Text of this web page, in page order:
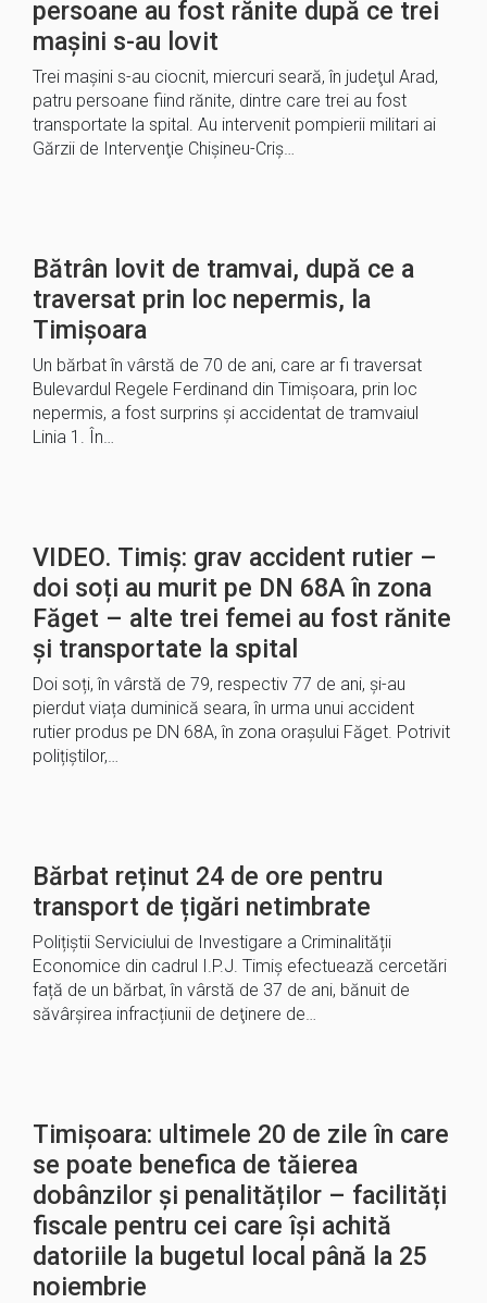
persoane au fost rănite după ce trei
mașini s-au lovit
Trei maşini s-au ciocnit, miercuri seară, în judeţul Arad,
patru persoane fiind rănite, dintre care trei au fost
transportate la spital. Au intervenit pompierii militari ai
Gărzii de Intervenţie Chişineu-Criş…
Bătrân lovit de tramvai, după ce a
traversat prin loc nepermis, la
Timișoara
Un bărbat în vârstă de 70 de ani, care ar fi traversat
Bulevardul Regele Ferdinand din Timișoara, prin loc
nepermis, a fost surprins și accidentat de tramvaiul
Linia 1. În…
VIDEO. Timiș: grav accident rutier –
doi soți au murit pe DN 68A în zona
Făget – alte trei femei au fost rănite
și transportate la spital
Doi soți, în vârstă de 79, respectiv 77 de ani, și-au
pierdut viața duminică seara, în urma unui accident
rutier produs pe DN 68A, în zona orașului Făget. Potrivit
polițiștilor,…
Bărbat reținut 24 de ore pentru
transport de țigări netimbrate
Polițiștii Serviciului de Investigare a Criminalității
Economice din cadrul I.P.J. Timiș efectuează cercetări
față de un bărbat, în vârstă de 37 de ani, bănuit de
săvârșirea infracțiunii de deţinere de…
Timișoara: ultimele 20 de zile în care
se poate benefica de tăierea
dobânzilor și penalităților – facilități
fiscale pentru cei care își achită
datoriile la bugetul local până la 25
noiembrie